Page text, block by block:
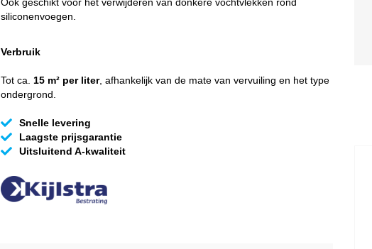
siliconenvoegen.
Verbruik
Tot ca. 15 m² per liter, afhankelijk van de mate van vervuiling en het type
ondergrond.
Snelle levering
Laagste prijsgarantie
Uitsluitend A-kwaliteit